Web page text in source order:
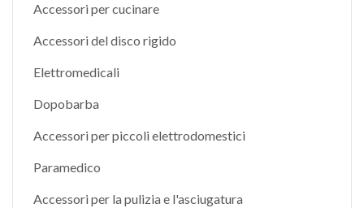
Accessori per cucinare
Accessori del disco rigido
Elettromedicali
Dopobarba
Accessori per piccoli elettrodomestici
Paramedico
Accessori per la pulizia e l'asciugatura